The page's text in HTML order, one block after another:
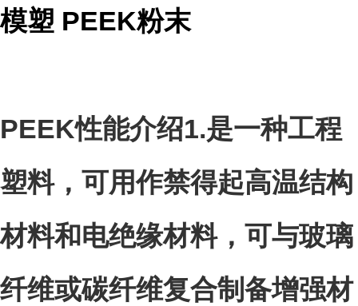
模塑 PEEK粉末
PEEK性能介绍1.是一种工程
塑料，可用作禁得起高温结构
材料和电绝缘材料，可与玻璃
纤维或碳纤维复合制备增强材